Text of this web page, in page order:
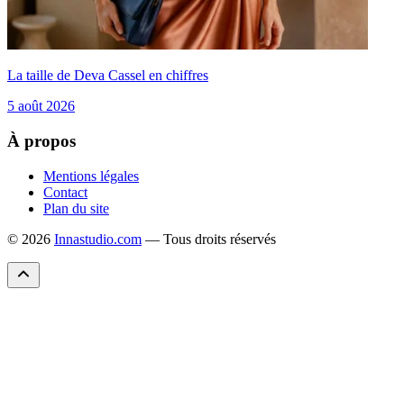
La taille de Deva Cassel en chiffres
5 août 2026
À propos
Mentions légales
Contact
Plan du site
© 2026 Innastudio.com — Tous droits réservés